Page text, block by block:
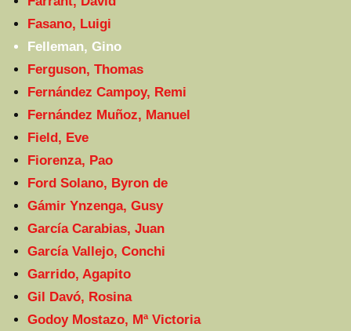
Fasano, Luigi
Felleman, Gino
Ferguson, Thomas
Fernández Campoy, Remi
Fernández Muñoz, Manuel
Field, Eve
Fiorenza, Pao
Ford Solano, Byron de
Gámir Ynzenga, Gusy
García Carabias, Juan
García Vallejo, Conchi
Garrido, Agapito
Gil Davó, Rosina
Godoy Mostazo, Mª Victoria